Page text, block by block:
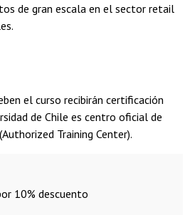
de gran escala en el sector retail
el curso recibirán certificación
de Chile es centro oficial de
Training Center).
10% descuento